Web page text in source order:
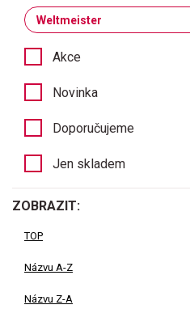
Akce
Novinka
Doporučujeme
Jen skladem
ZOBRAZIT:
TOP
Názvu A-Z
Názvu Z-A